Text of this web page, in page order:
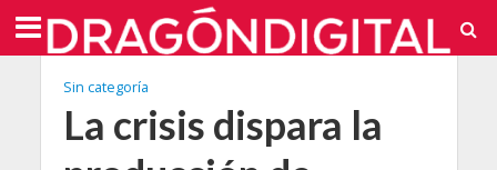
Sin categoría
La crisis dispara la